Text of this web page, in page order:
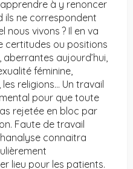
à y renoncer
ne correspondent
nous vivons ? Il en va
certitudes ou positions
aberrantes aujourd’hui,
féminine,
les religions… Un travail
pour que toute
rejetée en bloc par
Faute de travail
connaitra
lieu pour les patients.